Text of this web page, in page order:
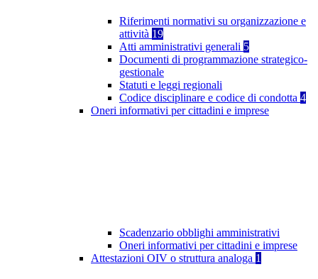
Riferimenti normativi su organizzazione e
attività 19
Atti amministrativi generali 5
Documenti di programmazione strategico-
gestionale
Statuti e leggi regionali
Codice disciplinare e codice di condotta 4
Oneri informativi per cittadini e imprese
Scadenzario obblighi amministrativi
Oneri informativi per cittadini e imprese
Attestazioni OIV o struttura analoga 1